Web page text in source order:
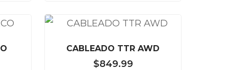
CABLEADO TTR AWD
$849.99